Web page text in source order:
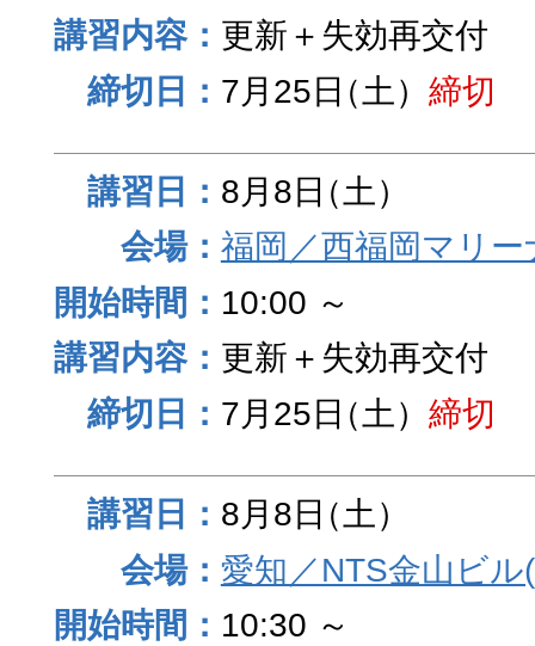
更新＋失効再交付
7月25日（土） 締切
8月8日（土）
福岡／西福岡マリ
10:00 ～
更新＋失効再交付
7月25日（土） 締切
8月8日（土）
愛知／NTS金山ビ
10:30 ～